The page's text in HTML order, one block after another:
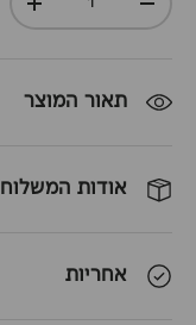
-
+
תאור המוצר
אודות המשלוח
אחריות